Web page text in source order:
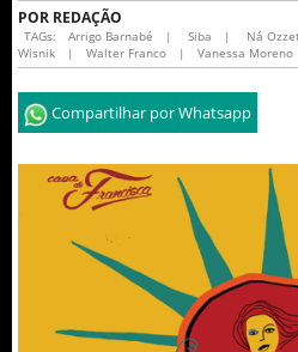
POR REDAÇÃO
TAGs: Arrigo Barnabé | Siba | Ná
Wisnik
| Walter Franco | Vanessa Moreno
Compartilhar por Whatsapp